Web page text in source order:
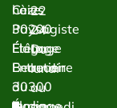
haies
Paysagiste
Étêtage
Entretien
du
Cèze
30200
Élagage
Beaucaire
30300
22
24
Du
lundi
au